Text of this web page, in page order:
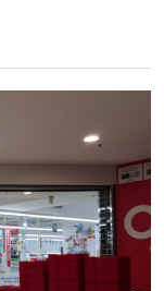
調査！動画で紹